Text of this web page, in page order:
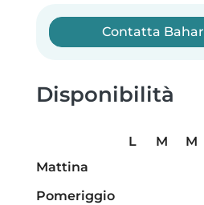
Contatta Bahar
Disponibilità
L M M
Mattina
Pomeriggio